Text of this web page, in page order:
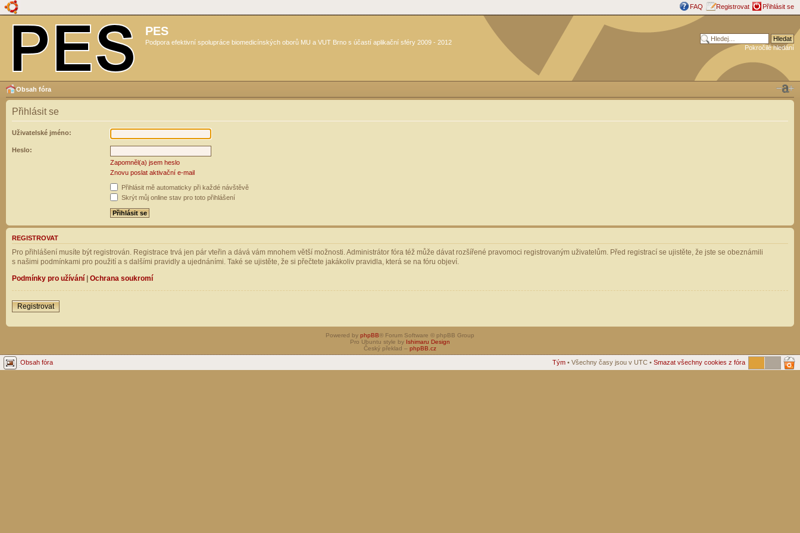
FAQ Registrovat Přihlásit se
PES
Podpora efektivní spolupráce biomedicínských oborů MU a VUT Brno s účastí aplikační sféry 2009 - 2012
Pokročilé hledání
Obsah fóra
Přihlásit se
Uživatelské jméno:
Heslo:
Zapomněl(a) jsem heslo
Znovu poslat aktivační e-mail
Přihlásit mě automaticky při každé návštěvě
Skrýt můj online stav pro toto přihlášení
REGISTROVAT
Pro přihlášení musíte být registrován. Registrace trvá jen pár vteřin a dává vám mnohem větší možnosti. Administrátor fóra též může dávat rozšířené pravomoci registrovaným uživatelům. Před registrací se ujistěte, že jste se obeznámili
s našimi podmínkami pro použití a s dalšími pravidly a ujednáními. Také se ujistěte, že si přečtete jakákoliv pravidla, která se na fóru objeví.
Podmínky pro užívání | Ochrana soukromí
Registrovat
Powered by phpBB® Forum Software © phpBB Group
Pro Ubuntu style by Ishimaru Design
Český překlad – phpBB.cz
Obsah fóra Tým • Všechny časy jsou v UTC • Smazat všechny cookies z fóra